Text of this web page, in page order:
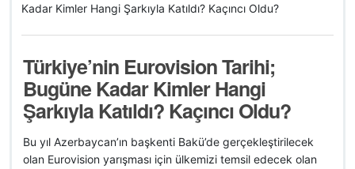
Kadar Kimler Hangi Şarkıyla Katıldı? Kaçıncı Oldu?
Türkiye’nin Eurovision Tarihi;
Bugüne Kadar Kimler Hangi
Şarkıyla Katıldı? Kaçıncı Oldu?
Bu yıl Azerbaycan’ın başkenti Bakü’de gerçekleştirilecek
olan Eurovision yarışması için ülkemizi temsil edecek olan